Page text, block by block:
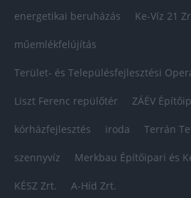
energetikai beruházás Ke-Víz 21
műemlékfelújítás
Terület- és Településfejlesztési
Liszt Ferenc repülőtér ZÁÉV
kórházfejlesztés iroda Terrán
szennyvíz Merkbau Építőipari és
KÉSZ Zrt. A-Híd Zrt.